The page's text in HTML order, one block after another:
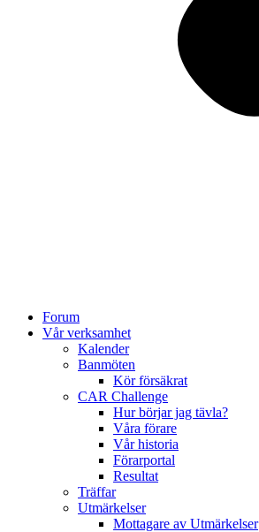
Forum
Vår verksamhet
Kalender
Banmöten
Kör försäkrat
CAR Challenge
Hur börjar jag tävla?
Våra förare
Vår historia
Förarportal
Resultat
Träffar
Utmärkelser
Mottagare av Utmärkelser